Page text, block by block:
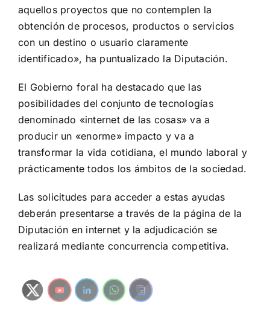
aquellos proyectos que no contemplen la
obtención de procesos, productos o servicios
con un destino o usuario claramente
identificado», ha puntualizado la Diputación.
El Gobierno foral ha destacado que las
posibilidades del conjunto de tecnologías
denominado «internet de las cosas» va a
producir un «enorme» impacto y va a
transformar la vida cotidiana, el mundo laboral y
prácticamente todos los ámbitos de la sociedad.
Las solicitudes para acceder a estas ayudas
deberán presentarse a través de la página de la
Diputación en internet y la adjudicación se
realizará mediante concurrencia competitiva.